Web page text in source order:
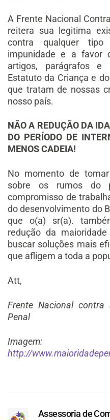
A Frente Nacional
reitera sua legitima
contra qualquer
impunidade e a favor
artigos, parágrafos e
Estatuto da Criança e
que tratam de nossas
nosso país.
NÃO A REDUÇÃO DA
DO PERÍODO DE
MENOS CADEIA!
No momento de
sobre os rumos do
compromisso de
do desenvolvimento do
que o(a) sr(a).
redução da
buscar soluções mais
que afligem a toda a
Att,
Frente Nacional
Penal
Imagem:
http://
Assessoria de